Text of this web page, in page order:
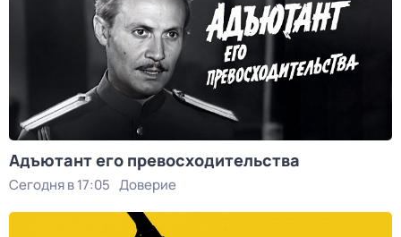
Адъютант его превосходительства
Сегодня в 17:05 Доверие